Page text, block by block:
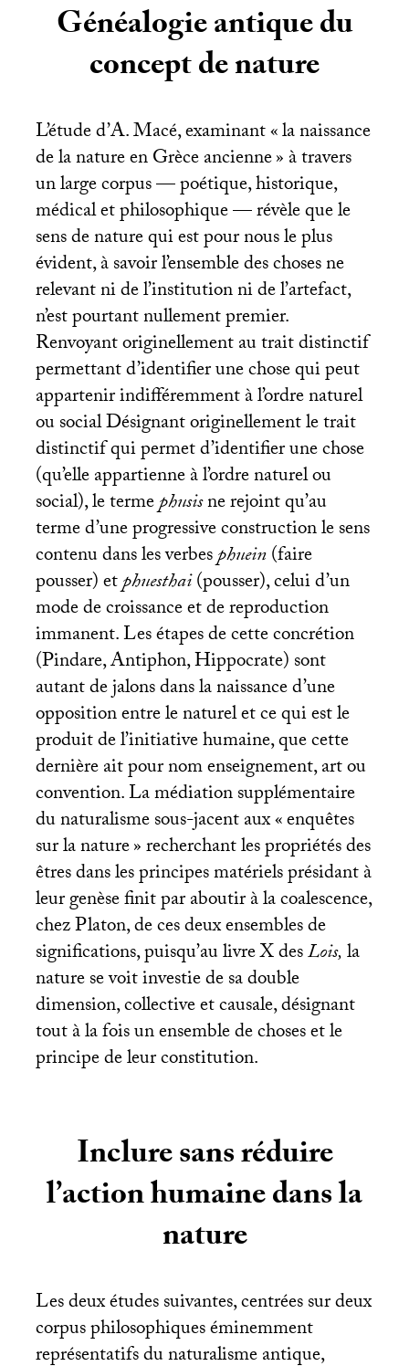
Généalogie antique du
concept de nature
L’étude d’A. Macé, examinant «la naissance
de la nature en Grèce ancienne» à travers
un large corpus — poétique, historique,
médical et philosophique — révèle que le
sens de nature qui est pour nous le plus
évident, à savoir l’ensemble des choses ne
relevant ni de l’institution ni de l’artefact,
n’est pourtant nullement premier.
Renvoyant originellement au trait distinctif
permettant d’identifier une chose qui peut
appartenir indifféremment à l’ordre naturel
ou social Désignant originellement le trait
distinctif qui permet d’identifier une chose
(qu’elle appartienne à l’ordre naturel ou
social), le termephusisne rejoint qu’au
terme d’une progressive construction le sens
contenu dans les verbesphuein(faire
pousser) etphuesthai(pousser), celui d’un
mode de croissance et de reproduction
immanent. Les étapes de cette concrétion
(Pindare, Antiphon, Hippocrate) sont
autant de jalons dans la naissance d’une
opposition entre le naturel et ce qui est le
produit de l’initiative humaine, que cette
dernière ait pour nom enseignement, art ou
convention. La médiation supplémentaire
du naturalisme sous-jacent aux «enquêtes
sur la nature» recherchant les propriétés des
êtres dans les principes matériels présidant à
leur genèse finit par aboutir à la coalescence,
chez Platon, de ces deux ensembles de
significations, puisqu’au livre X desLois,la
nature se voit investie de sa double
dimension, collective et causale, désignant
tout à la fois un ensemble de choses et le
principe de leur constitution.
Inclure sans réduire
l’action humaine dans la
nature
Les deux études suivantes, centrées sur deux
corpus philosophiques éminemment
représentatifs du naturalisme antique,